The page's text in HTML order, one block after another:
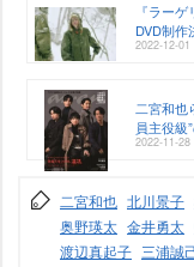
『ラー
DVD制
2022-12-01
二宮和
員主役級
2022-11-28
二宮和也 北川景子
奥野瑛太 金井勇太
渡辺真起子 三浦誠